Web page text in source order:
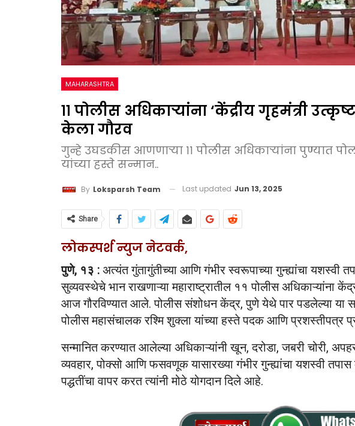
MAHARASHTRA
११ पोलीस अधिकाऱ्यांना ‘केंद्रीय गृहमंत्री
केला गौरव
गुन्हे उघडकीस आणणाऱ्या ११ पोलीस अधिकाऱ्यांना पुण्यात
यांच्या हस्ते सन्मान..
By Loksparsh Team Last updated Jun 13, 2025
Share
लोकस्पर्श न्युज नेटवर्क,
पुणे, १३ : अत्यंत गुंतागुंतीच्या आणि गंभीर स्वरूपाच्या गुन्ह्यांचा यशस्वी
सुव्यवस्थेचे भान राखणाऱ्या महाराष्ट्रातील ११ पोलीस अधिकाऱ्यांना
आज गौरविण्यात आले. पोलीस संशोधन केंद्र, पुणे येथे पार पडलेल्या या
पोलीस महासंचालक रश्मि शुक्ला यांच्या हस्ते पदक आणि प्रशस्तीपत्र
सन्मानित करण्यात आलेल्या अधिकाऱ्यांनी खून, दरोडा, जबरी चोरी,
व्यवहार, पोक्सो आणि फसवणूक यासारख्या गंभीर गुन्ह्यांचा यशस्वी
पद्धतींचा वापर करत त्यांनी मोठे योगदान दिले आहे.